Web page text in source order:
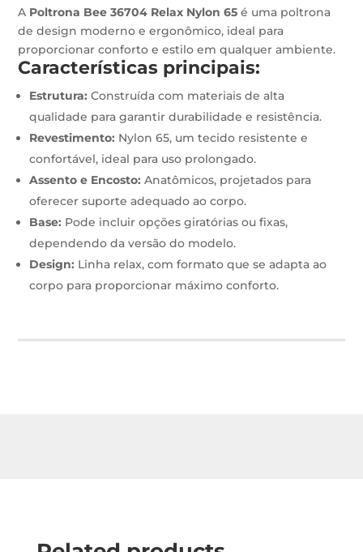
A Poltrona Bee 36704 Relax Nylon 65 é uma poltrona
de design moderno e ergonômico, ideal para
proporcionar conforto e estilo em qualquer ambiente.
Características principais:
Estrutura: Construída com materiais de alta
qualidade para garantir durabilidade e resistência.
Revestimento: Nylon 65, um tecido resistente e
confortável, ideal para uso prolongado.
Assento e Encosto: Anatômicos, projetados para
oferecer suporte adequado ao corpo.
Base: Pode incluir opções giratórias ou fixas,
dependendo da versão do modelo.
Design: Linha relax, com formato que se adapta ao
corpo para proporcionar máximo conforto.